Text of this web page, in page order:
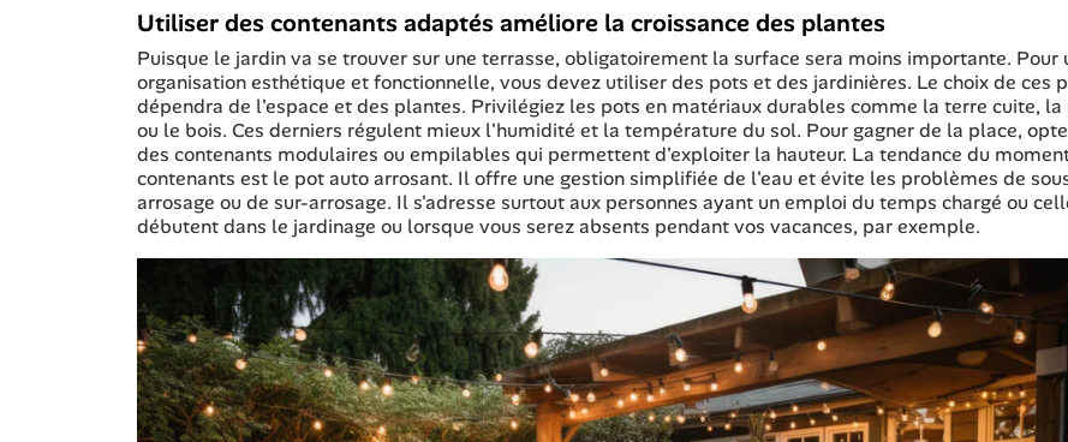
Utiliser des contenants adaptés améliore la croissance des plantes
Puisque le jardin va se trouver sur une terrasse, obligatoirement la surface sera moins importante. Pour
organisation esthétique et fonctionnelle, vous devez utiliser des pots et des jardinières. Le choix de ces
dépendra de l'espace et des plantes. Privilégiez les pots en matériaux durables comme la terre cuite, la
ou le bois. Ces derniers régulent mieux l'humidité et la température du sol. Pour gagner de la place,
des contenants modulaires ou empilables qui permettent d'exploiter la hauteur. La tendance du
contenants est le pot auto arrosant. Il offre une gestion simplifiée de l'eau et évite les problèmes de
arrosage ou de sur-arrosage. Il s'adresse surtout aux personnes ayant un emploi du temps chargé ou
débutent dans le jardinage ou lorsque vous serez absents pendant vos vacances, par exemple.